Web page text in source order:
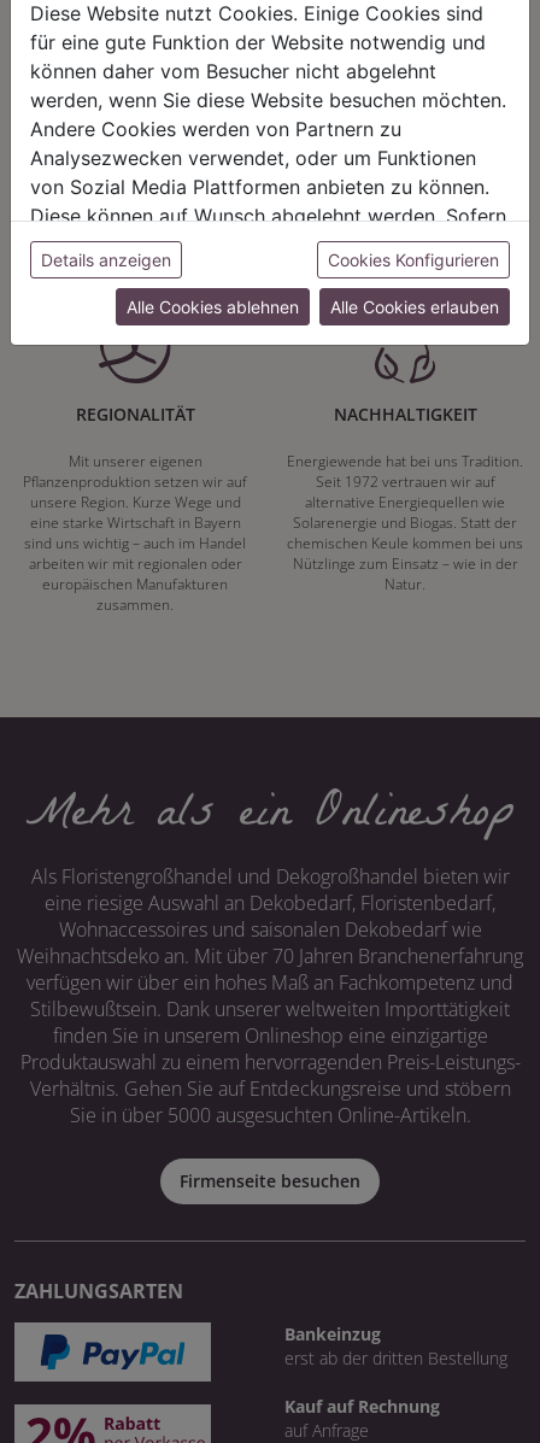
HARMONIE
Unser Sortiment steht für ein
positives Lebensgefühl. Wir
schenken natürliche, stilvolle
Momente für harmonische Stunden
zu Hause – den Ort, an dem
Menschen sich geborgen fühlen und
positive Energie schöpfen.
FAIRNESS
Nicht immer ist der günstigste Preis
auch ein guter Preis. Wir handeln
fair – im Hinblick auf unsere
Kalkulation, angemessene
Entlohnung und unsere
nachhaltigen, gewachsenen
Geschäftsbeziehungen.
REGIONALITÄT
Mit unserer eigenen
Pflanzenproduktion setzen wir auf
unsere Region. Kurze Wege und
eine starke Wirtschaft in Bayern
sind uns wichtig – auch im Handel
arbeiten wir mit regionalen oder
europäischen Manufakturen
zusammen.
NACHHALTIGKEIT
Energiewende hat bei uns Tradition.
Seit 1972 vertrauen wir auf
alternative Energiequellen wie
Solarenergie und Biogas. Statt der
chemischen Keule kommen bei uns
Nützlinge zum Einsatz – wie in der
Natur.
Mehr als ein Onlineshop
Als Floristengroßhandel und Dekogroßhandel bieten wir
eine riesige Auswahl an Dekobedarf, Floristenbedarf,
Wohnaccessoires und saisonalen Dekobedarf wie
Weihnachtsdeko an. Mit über 70 Jahren Branchenerfahrung
verfügen wir über ein hohes Maß an Fachkompetenz und
Stilbewußtsein. Dank unserer weltweiten Importtätigkeit
finden Sie in unserem Onlineshop eine einzigartige
Produktauswahl zu einem hervorragenden Preis-Leistungs-
Verhältnis. Gehen Sie auf Entdeckungsreise und stöbern
Sie in über 5000 ausgesuchten Online-Artikeln.
Firmenseite besuchen
ZAHLUNGSARTEN
Bankeinzug
erst ab der dritten Bestellung
Kauf auf Rechnung
auf Anfrage
Diese Website nutzt Cookies. Einige Cookies sind
für eine gute Funktion der Website notwendig und
können daher vom Besucher nicht abgelehnt
werden, wenn Sie diese Website besuchen möchten.
Andere Cookies werden von Partnern zu
Analysezwecken verwendet, oder um Funktionen
von Sozial Media Plattformen anbieten zu können.
Diese können auf Wunsch abgelehnt werden. Sofern
sie unsere Webseite weiter nutzen, geben Sie
Einwilligung zu unseren Cookies.
Details anzeigen Cookies Konfigurieren
Alle Cookies ablehnen Alle Cookies erlauben